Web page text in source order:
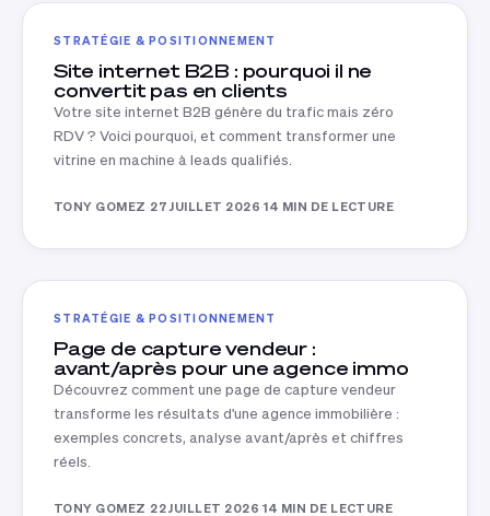
STRATÉGIE & POSITIONNEMENT
Site internet B2B : pourquoi il ne
convertit pas en clients
Votre site internet B2B génère du trafic mais zéro
RDV ? Voici pourquoi, et comment transformer une
vitrine en machine à leads qualifiés.
TONY GOMEZ ·27 JUILLET 2026·14 MIN DE LECTURE
STRATÉGIE & POSITIONNEMENT
Page de capture vendeur :
avant/après pour une agence immo
Découvrez comment une page de capture vendeur
transforme les résultats d'une agence immobilière :
exemples concrets, analyse avant/après et chiffres
réels.
TONY GOMEZ ·22 JUILLET 2026·14 MIN DE LECTURE